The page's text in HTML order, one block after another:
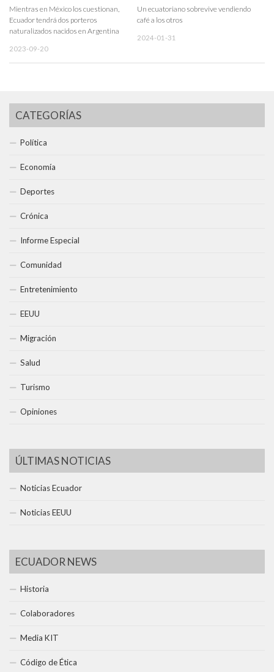
Mientras en México los cuestionan,
Ecuador tendrá dos porteros
naturalizados nacidos en Argentina
2023-09-20
Un ecuatoriano sobrevive vendiendo
café a los otros
2024-01-31
CATEGORÍAS
Política
Economía
Deportes
Crónica
Informe Especial
Comunidad
Entretenimiento
EEUU
Migración
Salud
Turismo
Opiniones
ÚLTIMAS NOTICIAS
Noticias Ecuador
Noticias EEUU
ECUADOR NEWS
Historia
Colaboradores
Media KIT
Código de Ética